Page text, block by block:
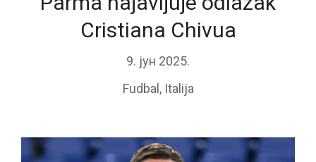
Cristiana Chivua
9. јун 2025.
Fudbal , Italija